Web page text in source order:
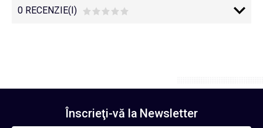
0 RECENZIE(I)
Înscrieţi-vă la Newsletter